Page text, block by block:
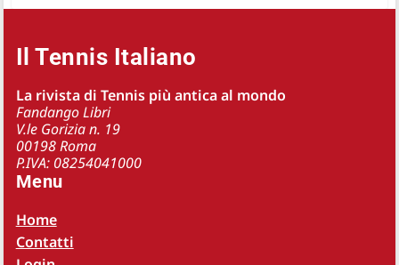
Il Tennis Italiano
La rivista di Tennis più antica al mondo
Fandango Libri
V.le Gorizia n. 19
00198 Roma
P.IVA: 08254041000
Menu
Home
Contatti